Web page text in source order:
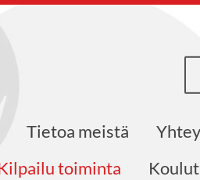
Tietoa meistä
toiminta